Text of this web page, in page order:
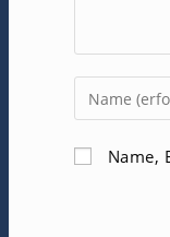
Gib
deinen
Namen
oder
Name,